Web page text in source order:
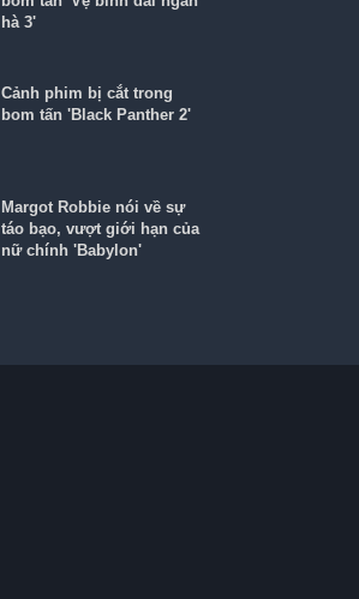
hà 3'
Cảnh phim bị cắt trong
bom tấn 'Black Panther 2'
Margot Robbie nói về sự
táo bạo, vượt giới hạn của
nữ chính 'Babylon'